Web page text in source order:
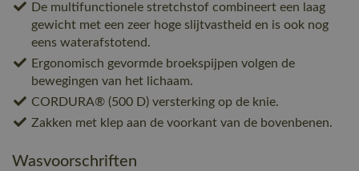
De multifunctionele stretchstof combineert een laag
gewicht met een zeer hoge slijtvastheid en is ook nog
eens waterafstotend.
Ergonomisch gevormde broekspijpen volgen de
bewegingen van het lichaam.
CORDURA® (500 D) versterking op de knie.
Zakken met klep aan de voorkant van de bovenbenen.
Wasvoorschriften